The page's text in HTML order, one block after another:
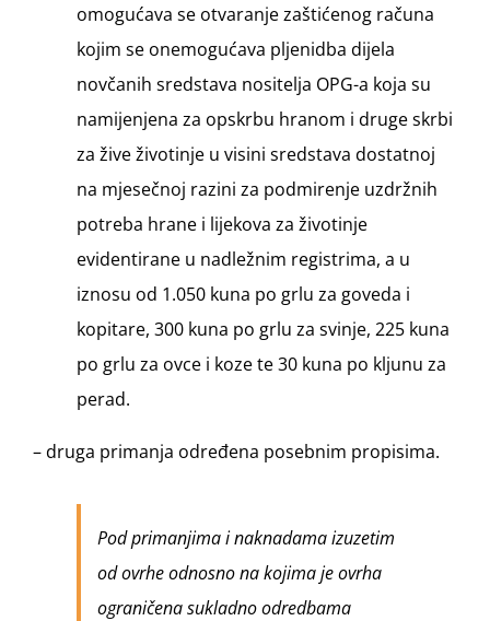
omogućava se otvaranje zaštićenog računa
kojim se onemogućava pljenidba dijela
novčanih sredstava nositelja OPG-a koja su
namijenjena za opskrbu hranom i druge skrbi
za žive životinje u visini sredstava dostatnoj
na mjesečnoj razini za podmirenje uzdržnih
potreba hrane i lijekova za životinje
evidentirane u nadležnim registrima, a u
iznosu od 1.050 kuna po grlu za goveda i
kopitare, 300 kuna po grlu za svinje, 225 kuna
po grlu za ovce i koze te 30 kuna po kljunu za
perad.
– druga primanja određena posebnim propisima.
Pod primanjima i naknadama izuzetim
od ovrhe odnosno na kojima je ovrha
ograničena sukladno odredbama